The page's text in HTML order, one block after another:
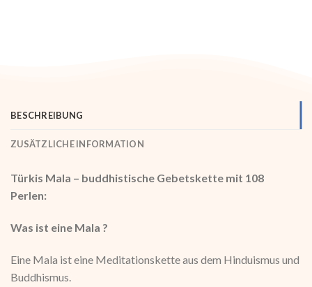
BESCHREIBUNG
ZUSÄTZLICHE INFORMATION
Türkis Mala – buddhistische Gebetskette mit 108
Perlen:
Was ist eine Mala ?
Eine Mala ist eine Meditationskette aus dem Hinduismus und
Buddhismus.